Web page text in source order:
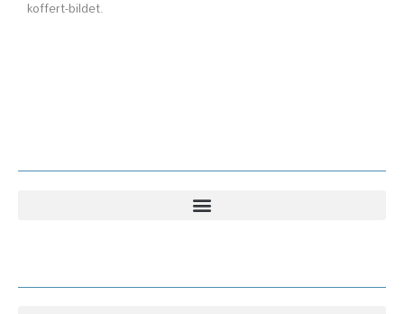
Pro
C13T05H44010
koffert-bildet.